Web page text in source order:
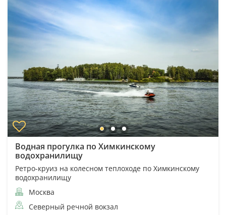
Водная прогулка по Химкинскому
водохранилищу
Ретро-круиз на колесном теплоходе по Химкинскому
водохранилищу
Москва
Северный речной вокзал